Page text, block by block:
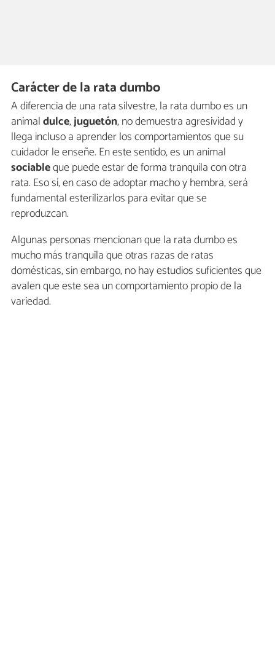
Carácter de la rata dumbo
A diferencia de una rata silvestre, la rata dumbo es un
animaldulce,juguetón, no demuestra agresividad y
llega incluso a aprender los comportamientos que su
cuidador le enseñe. En este sentido, es un animal
sociableque puede estar de forma tranquila con otra
rata. Eso sí, en caso de adoptar macho y hembra, será
fundamental esterilizarlos para evitar que se
reproduzcan.
Algunas personas mencionan que la rata dumbo es
mucho más tranquila que otras razas de ratas
domésticas, sin embargo, no hay estudios suficientes que
avalen que este sea un comportamiento propio de la
variedad.